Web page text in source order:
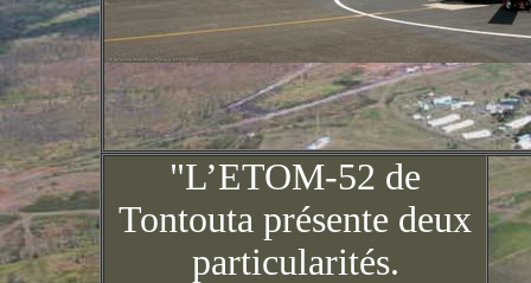
"L’ETOM-52 de
Tontouta présente deux
particularités.